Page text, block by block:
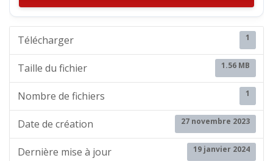
Télécharger 1
Taille du fichier 1.56 MB
Nombre de fichiers 1
Date de création 27 novembre 2023
Dernière mise à jour 19 janvier 2024